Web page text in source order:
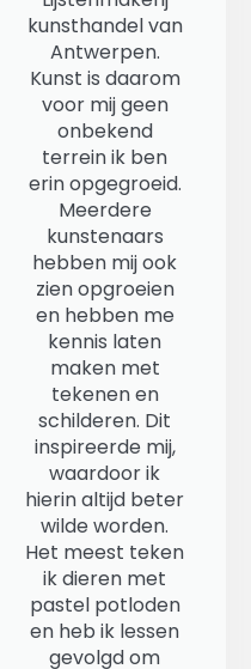
kunsthandel van
Antwerpen.
Kunst is daarom
voor mij geen
onbekend
terrein ik ben
erin opgegroeid.
Meerdere
kunstenaars
hebben mij ook
zien opgroeien
en hebben me
kennis laten
maken met
tekenen en
schilderen. Dit
inspireerde mij,
waardoor ik
hierin altijd beter
wilde worden.
Het meest teken
ik dieren met
pastel potloden
en heb ik lessen
gevolgd om